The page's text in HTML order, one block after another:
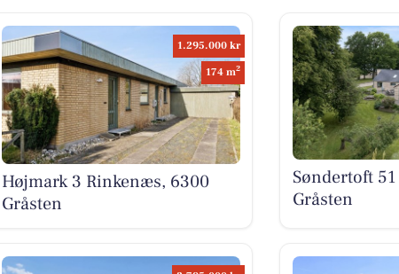
1.295.000 kr
174 m2
Højmark 3 Rinkenæs, 6300
Gråsten
Søndertoft
Gråsten